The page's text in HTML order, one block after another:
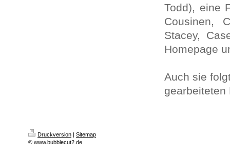
Todd), eine
Cousinen,
Stacey,
Homepage
Auch sie
gearbeiteten
Druckversion | Sitemap
© www.bubblecut2.de